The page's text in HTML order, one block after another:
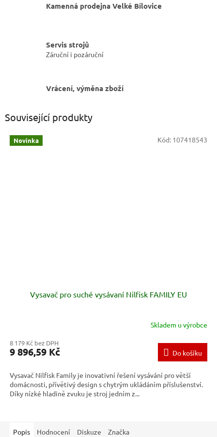
Kamenná prodejna Velké Bílovice
Servis strojů
Záruční i pozáruční
Vrácení, výměna zboží
Související produkty
Novinka
Vysavač pro suché vysávaní Nilfisk FAMILY EU
Skladem u výrobce
8 179 Kč bez DPH
9 896,59 Kč Do košíku
Vysavač Nilfisk Family je inovativní řešení vysávání pro větší
domácnosti, přívětivý design s chytrým ukládáním příslušenství.
Díky nízké hladině zvuku je stroj jedním z...
Kód: 107418543
Popis Hodnocení Diskuze Značka